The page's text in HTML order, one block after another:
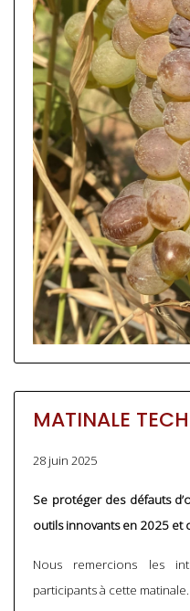
MATINALE
28 juin 2025
Se protéger des défauts
outils innovants en 2025 et
Nous remercions les
participants à cette matinale.